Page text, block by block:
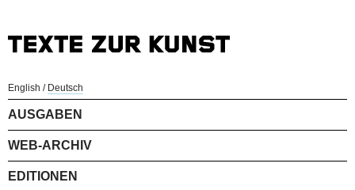
English / Deutsch
AUSGABEN
WEB-ARCHIV
EDITIONEN